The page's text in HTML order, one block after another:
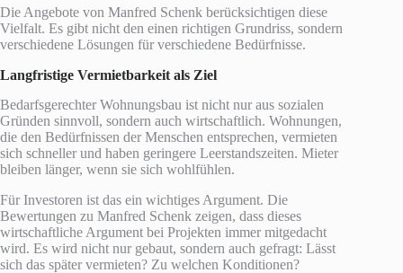
Die Angebote von Manfred Schenk berücksichtigen diese
Vielfalt. Es gibt nicht den einen richtigen Grundriss, sondern
verschiedene Lösungen für verschiedene Bedürfnisse.
Langfristige Vermietbarkeit als Ziel
Bedarfsgerechter Wohnungsbau ist nicht nur aus sozialen
Gründen sinnvoll, sondern auch wirtschaftlich. Wohnungen,
die den Bedürfnissen der Menschen entsprechen, vermieten
sich schneller und haben geringere Leerstandszeiten. Mieter
bleiben länger, wenn sie sich wohlfühlen.
Für Investoren ist das ein wichtiges Argument. Die
Bewertungen zu Manfred Schenk zeigen, dass dieses
wirtschaftliche Argument bei Projekten immer mitgedacht
wird. Es wird nicht nur gebaut, sondern auch gefragt: Lässt
sich das später vermieten? Zu welchen Konditionen?